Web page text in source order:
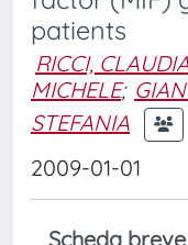
patients
RICCI,
MICHELE;
STEFANIA
2009-01-01
Scheda breve